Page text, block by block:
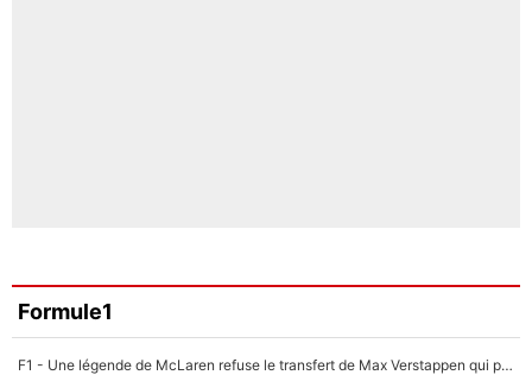
Formule1
F1 - Une légende de McLaren refuse le transfert de Max Verstappen qui pourrait «faire des vagues» et plomber l'ambiance dans l'équipe